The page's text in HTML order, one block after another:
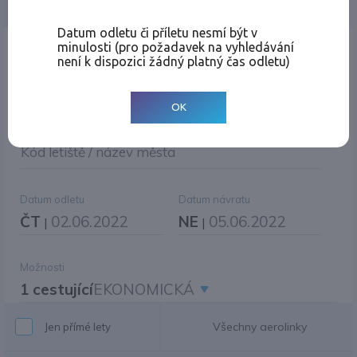
Místo odletu
Kód letiště / název města
Datum odletu
ČT | 02.06.2022
Datum návratu
NE | 05.06.2022
Možnosti
1 cestujícíEKONOMICKÁ
Jen přímé lety Všechny aerolinky
Datum odletu či příletu nesmí být v
minulosti (pro požadavek na vyhledávání
není k dispozici žádný platný čas odletu)
OK